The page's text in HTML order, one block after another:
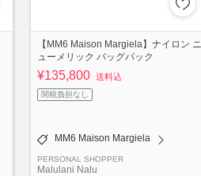
【MM6 Maison Margiela】ナイロン ニ
ューメリック バッグパック
¥135,800 送料込
関税負担なし
MM6 Maison Margiela
PERSONAL SHOPPER
Malulani Nalu